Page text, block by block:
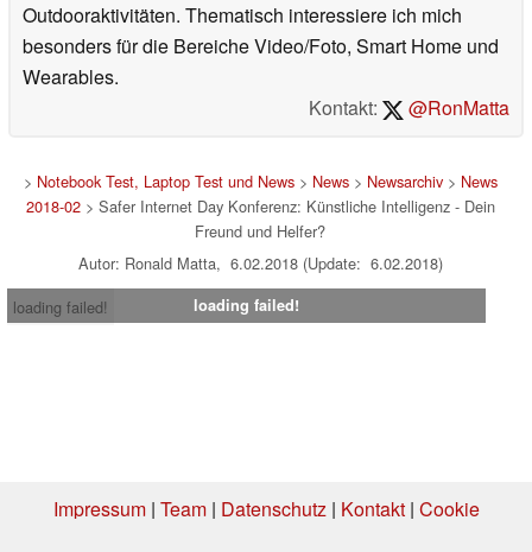
Outdooraktivitäten. Thematisch interessiere ich mich
besonders für die Bereiche Video/Foto, Smart Home und
Wearables.
Kontakt:
@RonMatta
> Notebook Test, Laptop Test und News> News> Newsarchiv> News
2018-02> Safer Internet Day Konferenz: Künstliche Intelligenz - Dein
Freund und Helfer?
Autor: Ronald Matta, 6.02.2018 (Update: 6.02.2018)
loading failed!
loading failed!
Impressum| Team| Datenschutz| Kontakt| Cookie